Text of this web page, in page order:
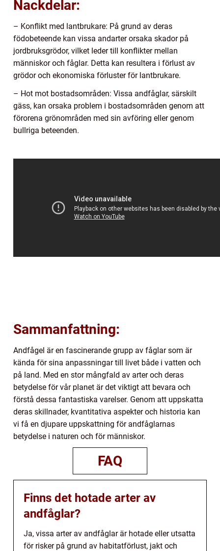
Nackdelar:
– Konflikt med lantbrukare: På grund av deras
födobeteende kan vissa andarter orsaka skador på
jordbruksgrödor, vilket leder till konflikter mellan
människor och fåglar. Detta kan resultera i förlust av
grödor och ekonomiska förluster för lantbrukare.
– Hot mot bostadsområden: Vissa andfåglar, särskilt
gäss, kan orsaka problem i bostadsområden genom att
förorena grönområden med sin avföring eller genom
bullriga beteenden.
Sammanfattning:
Andfågel är en fascinerande grupp av fåglar som är
kända för sina anpassningar till livet både i vatten och
på land. Med en stor mångfald av arter och deras
betydelse för vår planet är det viktigt att bevara och
förstå dessa fantastiska varelser. Genom att uppskatta
deras skillnader, kvantitativa aspekter och historia kan
vi få en djupare uppskattning för andfåglarnas
betydelse i naturen och för människor.
FAQ
Finns det hotade arter av
andfåglar?
Ja, vissa arter av andfåglar är hotade eller utsatta
för risker på grund av habitatförlust, jakt och